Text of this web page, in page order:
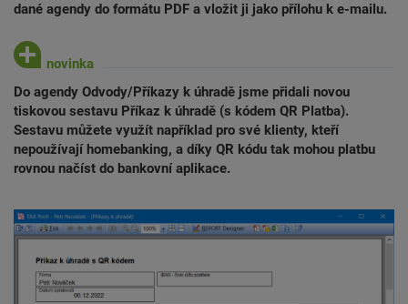
dané agendy do formátu PDF a vložit ji jako přílohu k e-mailu.
Do agendy Odvody/Příkazy k úhradě jsme přidali novou
tiskovou sestavu Příkaz k úhradě (s kódem QR Platba).
Sestavu můžete využít například pro své klienty, kteří
nepoužívají homebanking, a díky QR kódu tak mohou platbu
rovnou načíst do bankovní aplikace.